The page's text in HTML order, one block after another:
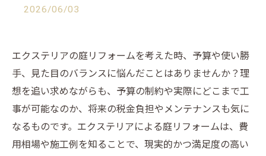
2026/06/03
エクステリアの庭リフォームを考えた時、予算や使い勝
手、見た目のバランスに悩んだことはありませんか？理
想を追い求めながらも、予算の制約や実際にどこまで工
事が可能なのか、将来の税金負担やメンテナンスも気に
なるものです。エクステリアによる庭リフォームは、費
用相場や施工例を知ることで、現実的かつ満足度の高い